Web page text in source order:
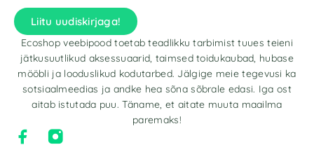
Liitu uudiskirjaga!
Ecoshop veebipood toetab teadlikku tarbimist tuues teieni
jätkusuutlikud aksessuaarid, taimsed toidukaubad, hubase
mööbli ja looduslikud kodutarbed. Jälgige meie tegevusi ka
sotsiaalmeedias ja andke hea sõna sõbrale edasi. Iga ost
aitab istutada puu. Täname, et aitate muuta maailma
paremaks!